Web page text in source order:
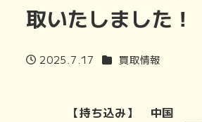
取いたしました！
投稿日
2025.7.17 カテゴリー
買取情報
【持ち込み】 中国